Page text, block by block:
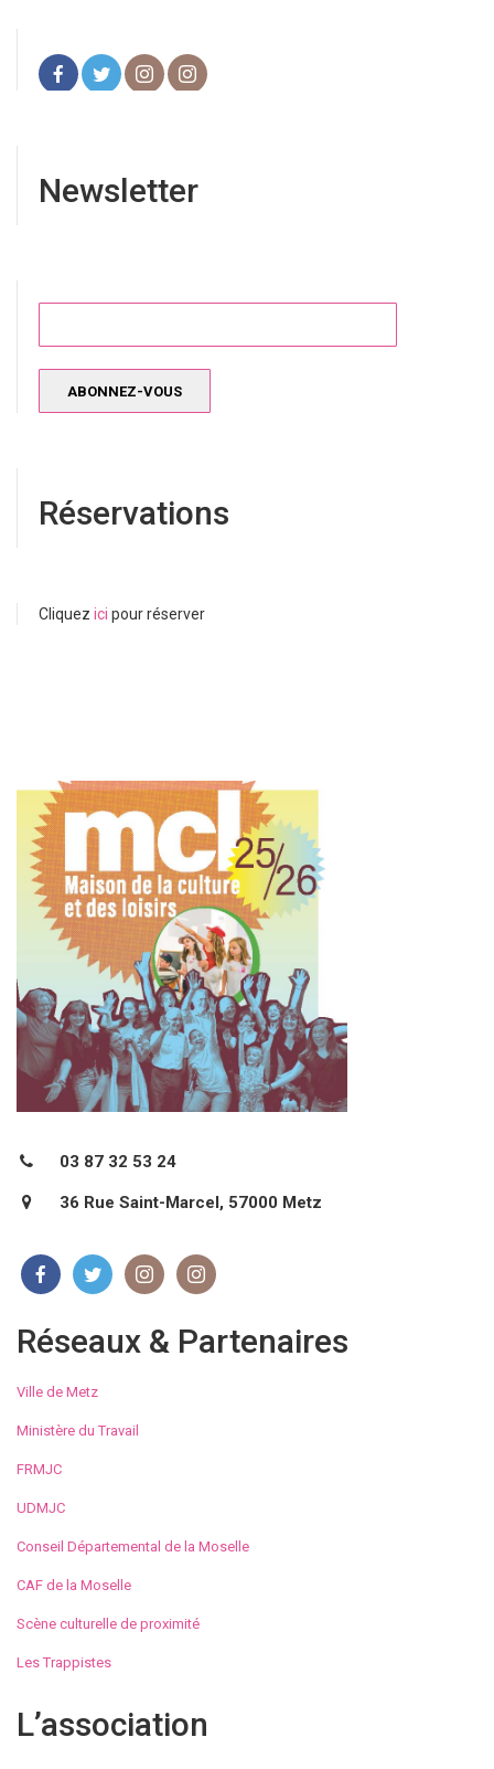
Newsletter
Réservations
Cliquez ici pour réserver
03 87 32 53 24
36 Rue Saint-Marcel, 57000 Metz
Réseaux & Partenaires
Ville de Metz
Ministère du Travail
FRMJC
UDMJC
Conseil Départemental de la Moselle
CAF de la Moselle
Scène culturelle de proximité
Les Trappistes
L’association